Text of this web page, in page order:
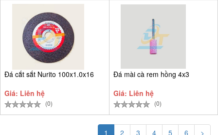
Đá cắt sắt Nurito 100x1.0x16
Giá: Liên hệ
(0)
Đá mài cà rem hồng 4x3
Giá: Liên hệ
(0)
1 2 3 4 5 6 >